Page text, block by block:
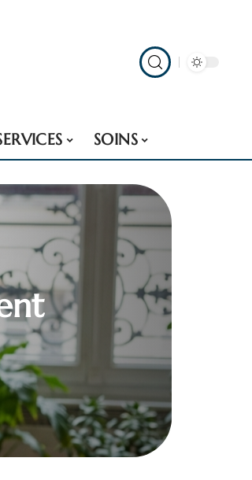
SOINS